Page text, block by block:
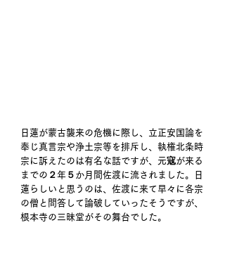
日蓮が蒙古襲来の危機に際し、立正安国論を
奉じ真言宗や浄土宗等を排斥し、執権北条時
宗に訴えたのは有名な話ですが、元寇が来る
までの２年５か月間佐渡に流されました。日
蓮らしいと思うのは、佐渡に来て早々に各宗
の僧と問答して論破していったそうですが、
根本寺の三昧堂がその舞台でした。